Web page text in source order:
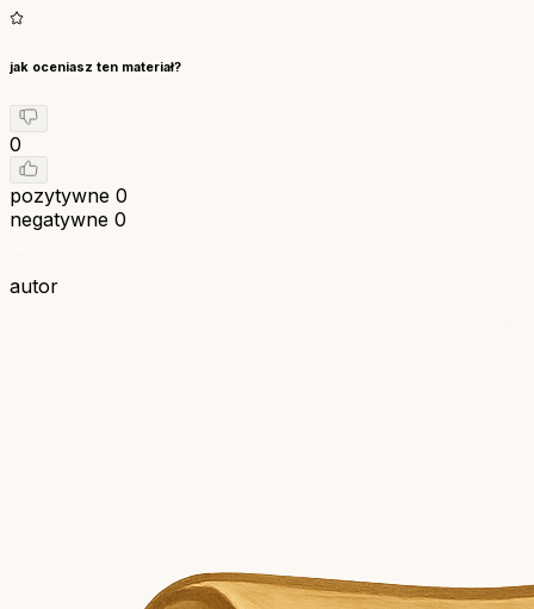
jak oceniasz ten materiał?
0
pozytywne 0
negatywne 0
autor